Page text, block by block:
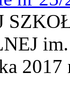
2017